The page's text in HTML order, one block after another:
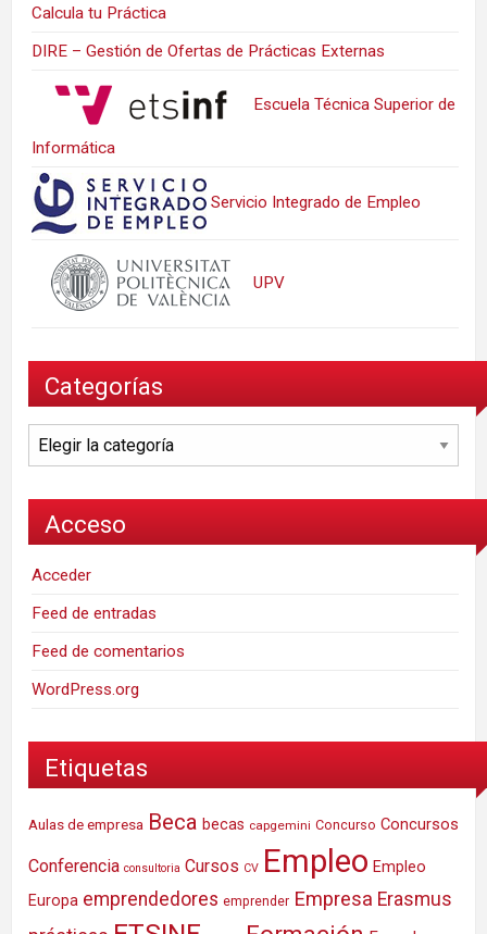
Calcula tu Práctica
DIRE – Gestión de Ofertas de Prácticas Externas
Escuela Técnica Superior de
Informática
Servicio Integrado de Empleo
UPV
Categorías
Categorías
Acceso
Acceder
Feed de entradas
Feed de comentarios
WordPress.org
Etiquetas
Aulas de empresa Beca becas capgemini Concurso Concursos
Conferencia consultoria Cursos CV Empleo Empleo
Europa emprendedores emprender Empresa Erasmus